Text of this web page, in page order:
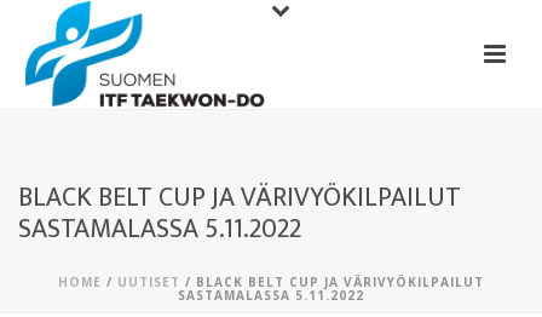
BLACK BELT CUP JA VÄRIVYÖKILPAILUT
SASTAMALASSA 5.11.2022
HOME / UUTISET / BLACK BELT CUP JA VÄRIVYÖKILPAILUT
SASTAMALASSA 5.11.2022